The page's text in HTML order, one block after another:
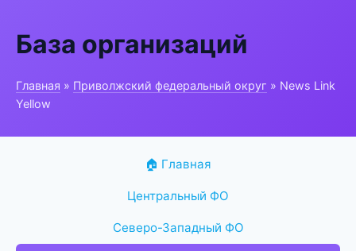
База организаций
Главная » Приволжский федеральный округ » News Link
Yellow
🏠 Главная
Центральный ФО
Северо-Западный ФО